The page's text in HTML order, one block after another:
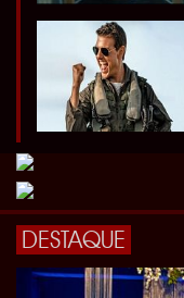
DESTAQUE